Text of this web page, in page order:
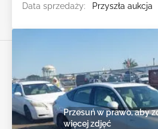
Data sprzedaży:
Przyszła aukcja
Przesuń w prawo, aby
więcej zdjęć